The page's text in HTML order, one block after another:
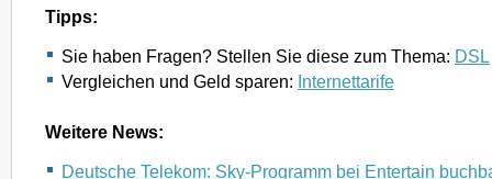
Tipps:
Sie haben Fragen? Stellen Sie diese zum Thema: DSL
Vergleichen und Geld sparen: Internettarife
Weitere News:
Deutsche Telekom: Sky-Programm bei Entertain